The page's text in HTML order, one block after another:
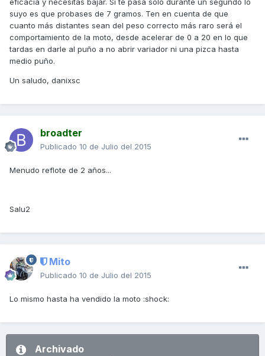
eficacia y necesitas bajar. Si te pasa solo durante un segundo lo
suyo es que probases de 7 gramos. Ten en cuenta de que
cuanto más distantes sean del peso correcto más raro será el
comportamiento de la moto, desde acelerar de 0 a 20 en lo que
tardas en darle al puño a no abrir variador ni una pizca hasta
medio puño.
Un saludo, danixsc
broadter
Publicado 10 de Julio del 2015
Menudo reflote de 2 años...
Salu2
Mito
Publicado 10 de Julio del 2015
Lo mismo hasta ha vendido la moto :shock:
Archivado